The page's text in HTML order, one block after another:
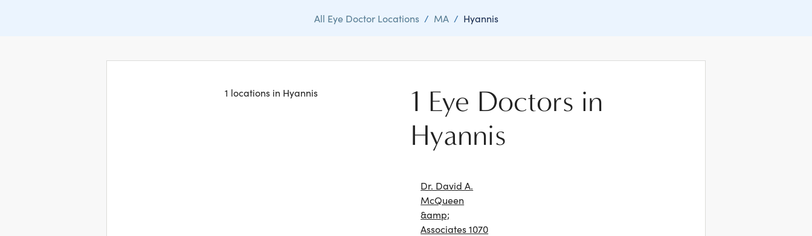
All Eye Doctor Locations / MA / Hyannis
1 locations in Hyannis
1 Eye Doctors in
Hyannis
Dr. David A.
McQueen
&amp;
Associates 1070